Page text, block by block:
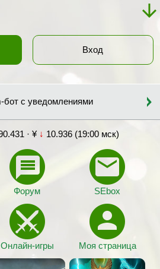
Вход
бот с уведомлениями
· ¥ ↓ 10.936 (19:00 мск)
Форум SEbox
Онлайн-игры Моя страница